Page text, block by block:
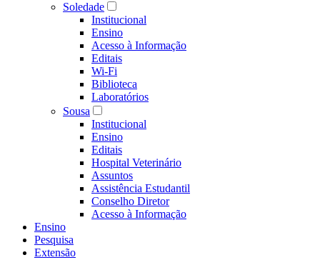
Soledade
Institucional
Ensino
Acesso à Informação
Editais
Wi-Fi
Biblioteca
Laboratórios
Sousa
Institucional
Ensino
Editais
Hospital Veterinário
Assuntos
Assistência Estudantil
Conselho Diretor
Acesso à Informação
Ensino
Pesquisa
Extensão